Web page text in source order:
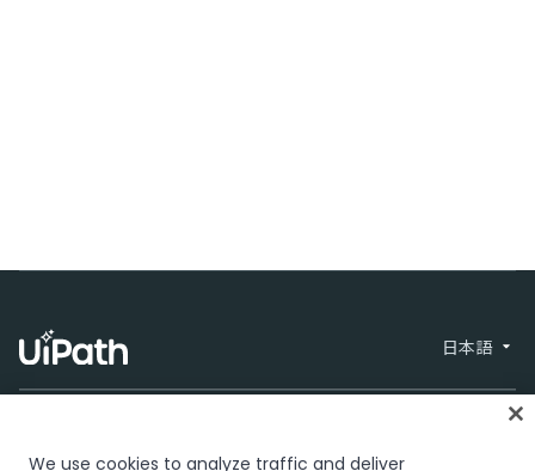
日本語
We use cookies to analyze traffic and deliver